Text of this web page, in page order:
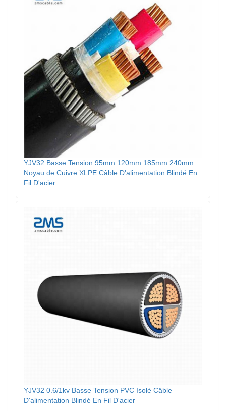
YJV32 Basse Tension 95mm 120mm 185mm 240mm
Noyau de Cuivre XLPE Câble D'alimentation Blindé En
Fil D'acier
YJV32 0.6/1kv Basse Tension PVC Isolé Câble
D'alimentation Blindé En Fil D'acier